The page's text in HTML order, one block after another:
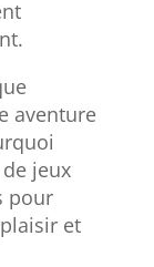
aventure
jeux
pour
et